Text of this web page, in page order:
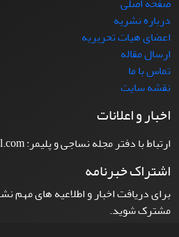
درباره نشریه
اعضای هیات تحریریه
ارسال مقاله
تماس با ما
نقشه سایت
اخبار و اعلانات
ارتباط با دفتر مجله نساجی و پلیمر: irantast@gmail.com
اشتراک خبرنامه
برای دریافت اخبار و اطلاعیه های مهم
مشترک شوید.